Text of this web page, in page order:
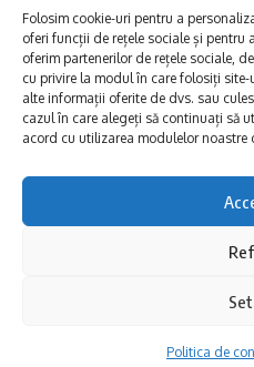
Folosim cookie-uri pentru a
oferi funcții de rețele sociale și pentru
oferim partenerilor de rețele sociale,
cu privire la modul în care folosiți
alte informații oferite de dvs. sau
cazul în care alegeți să continuați să
acord cu utilizarea modulelor noastre
Politica de
E xplorăm Dobrogea,
Explorăm valorile locale:
Deltă, Litoral, cele mai mari
lacuri, cele mai vechi orașe,